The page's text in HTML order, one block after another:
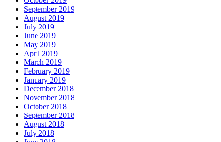
September 2019
August 2019
July 2019
June 2019
May 2019
April 2019
March 2019
February 2019
January 2019
December 2018
November 2018
October 2018
September 2018
August 2018
July 2018